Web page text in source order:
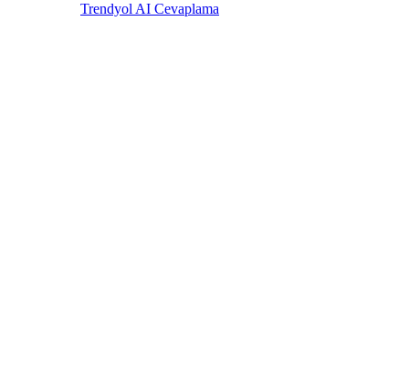
Trendyol AI Cevaplama